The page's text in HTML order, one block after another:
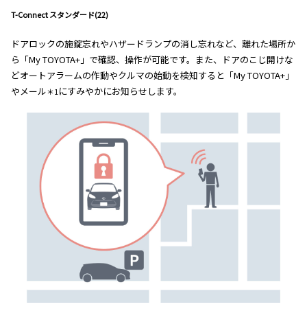
T-Connect スタンダード(22)
ドアロックの施錠忘れやハザードランプの消し忘れなど、離れた場所か
ら「My TOYOTA+」で確認、操作が可能です。また、ドアのこじ開けな
どオートアラームの作動やクルマの始動を検知すると「My TOYOTA+」
やメール＊1 にすみやかにお知らせします。